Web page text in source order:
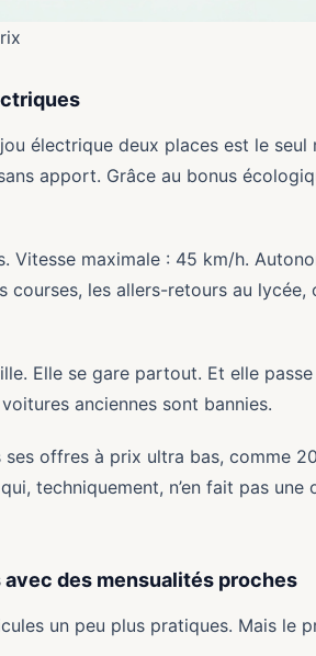
électrique deux places est le seul
apport. Grâce au bonus
Vitesse maximale : 45 km/h.
les allers-retours au
Elle se gare partout. Et elle
anciennes sont bannies.
ses offres à prix ultra bas, comme
techniquement, n’en fait pas une
des mensualités proches
un peu plus pratiques. Mais le